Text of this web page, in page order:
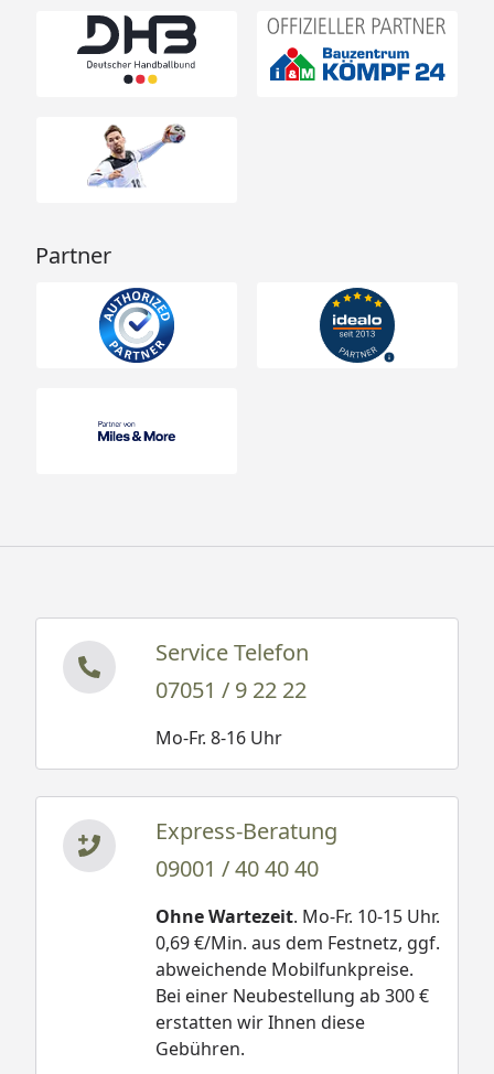
Partner
Service Telefon
07051 / 9 22 22
Mo-Fr. 8-16 Uhr
Express-Beratung
09001 / 40 40 40
Ohne Wartezeit. Mo-Fr. 10-15 Uhr.
0,69 €/Min. aus dem Festnetz, ggf.
abweichende Mobilfunkpreise.
Bei einer Neubestellung ab 300 €
erstatten wir Ihnen diese
Gebühren.